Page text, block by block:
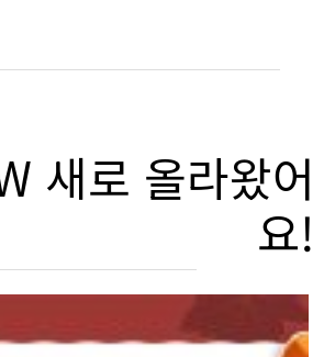
새로 올라왔어
요!